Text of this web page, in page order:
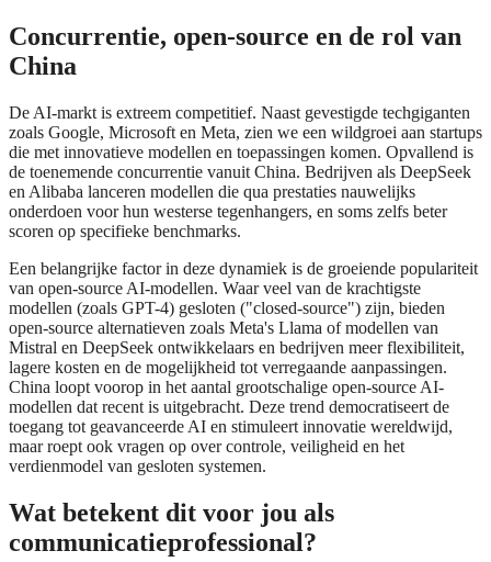
Concurrentie, open-source en de rol van
China
De AI-markt is extreem competitief. Naast gevestigde techgiganten
zoals Google, Microsoft en Meta, zien we een wildgroei aan startups
die met innovatieve modellen en toepassingen komen. Opvallend is
de toenemende concurrentie vanuit China. Bedrijven als DeepSeek
en Alibaba lanceren modellen die qua prestaties nauwelijks
onderdoen voor hun westerse tegenhangers, en soms zelfs beter
scoren op specifieke benchmarks.
Een belangrijke factor in deze dynamiek is de groeiende populariteit
van open-source AI-modellen. Waar veel van de krachtigste
modellen (zoals GPT-4) gesloten ("closed-source") zijn, bieden
open-source alternatieven zoals Meta's Llama of modellen van
Mistral en DeepSeek ontwikkelaars en bedrijven meer flexibiliteit,
lagere kosten en de mogelijkheid tot verregaande aanpassingen.
China loopt voorop in het aantal grootschalige open-source AI-
modellen dat recent is uitgebracht. Deze trend democratiseert de
toegang tot geavanceerde AI en stimuleert innovatie wereldwijd,
maar roept ook vragen op over controle, veiligheid en het
verdienmodel van gesloten systemen.
Wat betekent dit voor jou als
communicatieprofessional?